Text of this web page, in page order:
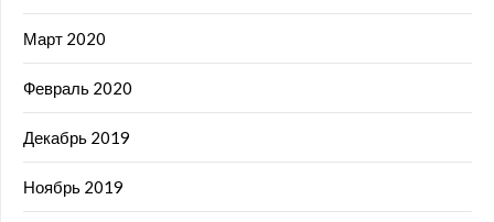
Март 2020
Февраль 2020
Декабрь 2019
Ноябрь 2019